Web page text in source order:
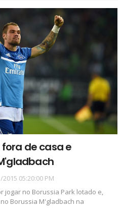
de casa e
2015 05:20:00 PM
jogar no Borussia Park lotado e,
Borussia M'gladbach na